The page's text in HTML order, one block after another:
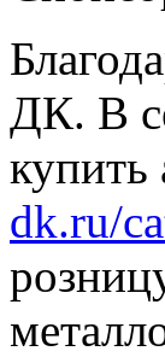
ДК. В
купить
dk.ru/